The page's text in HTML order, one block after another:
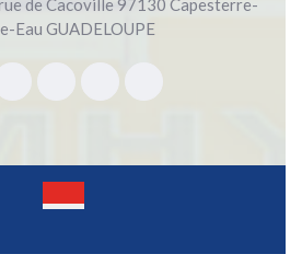
de Cacoville 97130 Capesterre-
Eau GUADELOUPE